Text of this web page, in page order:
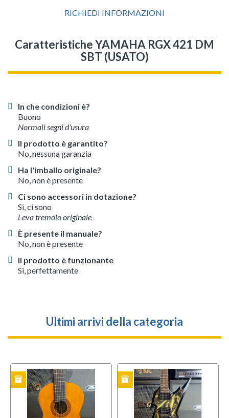
RICHIEDI INFORMAZIONI
Caratteristiche YAMAHA RGX 421 DM
SBT (USATO)
In che condizioni è?
Buono
Normali segni d'usura
Il prodotto è garantito?
No, nessuna garanzia
Ha l'imballo originale?
No, non è presente
Ci sono accessori in dotazione?
Si, ci sono
Leva tremolo originale
È presente il manuale?
No, non è presente
Il prodotto è funzionante
Si, perfettamente
Ultimi arrivi della categoria
inventory USATO inventory USATO